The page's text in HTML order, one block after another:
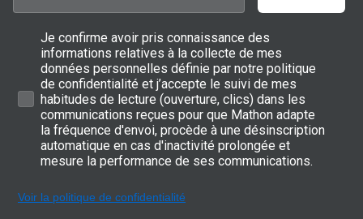
Je confirme avoir pris connaissance des
informations relatives à la collecte de mes
données personnelles définie par notre politique
de confidentialité et j’accepte le suivi de mes
habitudes de lecture (ouverture, clics) dans les
communications reçues pour que Mathon adapte
la fréquence d'envoi, procède à une désinscription
automatique en cas d'inactivité prolongée et
mesure la performance de ses communications.
Voir la politique de confidentialité